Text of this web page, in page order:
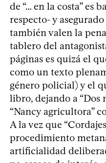
de “… en la costa” es
respecto- y
también valen la
tablero del
páginas es quizá el
como un texto
género policial) y el
libro, dejando a “Dos
“Nancy agricultora”
A la vez que
procedimiento
artificialidad